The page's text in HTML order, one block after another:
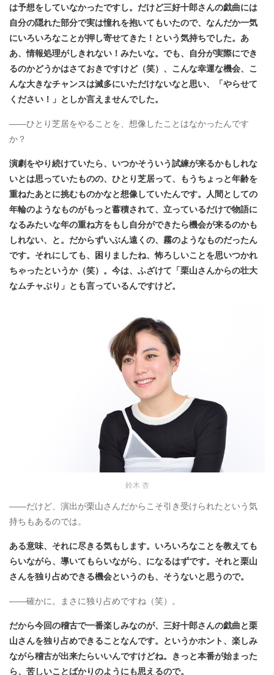
は予想をしていなかったですし。だけど三好十郎さんの戯曲には
自分の隠れた部分で実は憧れを抱いてもいたので、なんだか一気
にいろいろなことが押し寄せてきた！という気持ちでした。あ
あ、情報処理がしきれない！みたいな。でも、自分が実際にでき
るのかどうかはさておきですけど（笑）、こんな幸運な機会、こ
んな大きなチャンスは滅多にいただけないなと思い、「やらせて
ください！」としか言えませんでした。
――ひとり芝居をやることを、想像したことはなかったんです
か？
演劇をやり続けていたら、いつかそういう試練が来るかもしれな
いとは思っていたものの、ひとり芝居って、もうちょっと年齢を
重ねたあとに挑むものかなと想像していたんです。人間としての
年輪のようなものがもっと蓄積されて、立っているだけで物語に
なるみたいな年の重ね方をもし自分ができたら機会が来るのかも
しれない、と。だからずいぶん遠くの、霧のようなものだったん
です。それにしても、困りましたね、怖ろしいことを思いつかれ
ちゃったというか（笑）。今は、ふざけて「栗山さんからの壮大
なムチャぶり」とも言っているんですけど。
鈴木 杏
――だけど、演出が栗山さんだからこそ引き受けられたという気
持ちもあるのでは。
ある意味、それに尽きる気もします。いろいろなことを教えても
らいながら、導いてもらいながら、になるはずです。それと栗山
さんを独り占めできる機会というのも、そうないと思うので。
――確かに。まさに独り占めですね（笑）。
だから今回の稽古で一番楽しみなのが、三好十郎さんの戯曲と栗
山さんを独り占めできることなんです。というかホント、楽しみ
ながら稽古が出来たらいいんですけどね。きっと本番が始まった
ら、苦しいことばかりのようにも思えるので。